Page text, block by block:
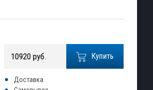
Купить
10920 руб.
Доставка